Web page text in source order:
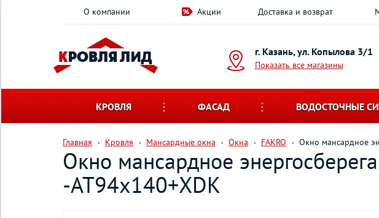
О компании Акции Доставка и возврат
г. Казань, ул. Копылова 3/1
Показать все магазины
КРОВЛЯ ФАСАД ВОДОСТОЧНЫЕ
Главная Кровля Мансардные окна Окна FAKRO Окно мансардное
Окно мансардное
-AT94х140+XDK